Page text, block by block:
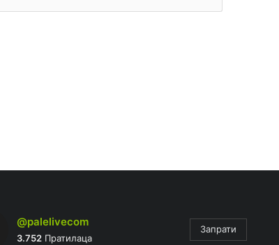
@palelivecom
3.752Пратилаца
Запрати